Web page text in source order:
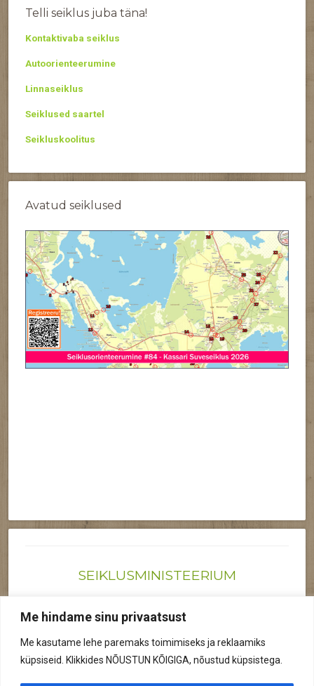
Me hindame sinu privaatsust
Me kasutame lehe paremaks toimimiseks ja reklaamiks
küpsiseid. Klikkides NÕUSTUN KÕIGIGA, nõustud küpsistega.
Telli seiklus juba täna!
Kontaktivaba seiklus
Autoorienteerumine
Linnaseiklus
Seiklused saartel
Seikluskoolitus
Avatud seiklused
SEIKLUSMINISTEERIUM
Reg nr: 12041719